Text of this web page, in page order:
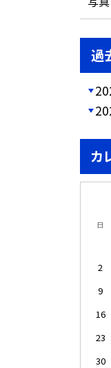
過
カ
日
2
9
16
23
30